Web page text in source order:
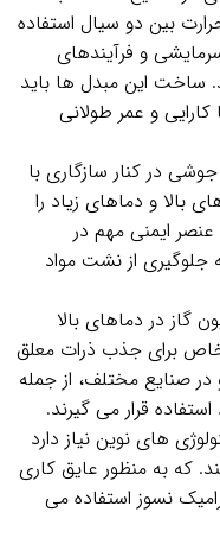
بین دو سیال استفاده
و فرآیندهای
ساخت این مبدل‌ ها باید
و عمر طولانی
در کنار سازگاری با
بالا و دماهای زیاد را
عنصر ایمنی مهم در
از نشت مواد
گاز در دماهای بالا
برای جذب ذرات معلق
صنایع مختلف، از جمله
قرار می‌ گیرند.
های نوین نیاز دارد
که به منظور عایق کاری
نسوز استفاده می